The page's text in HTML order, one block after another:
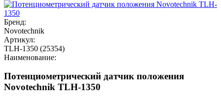
Бренд:
Novotechnik
Артикул:
TLH-1350 (25354)
Наименование:
Потенциометрический датчик положения
Novotechnik TLH-1350